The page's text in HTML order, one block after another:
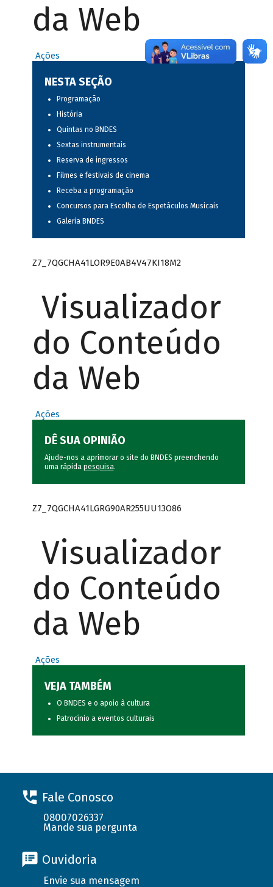
da Web
Ações
NESTA SEÇÃO
Programação
História
Quintas no BNDES
Sextas instrumentais
Reserva de ingressos
Filmes e festivais de cinema
Receba a programação
Concursos para Escolha de Espetáculos Musicais
Galeria BNDES
Z7_7QGCHA41LOR9E0AB4V47KI18M2
Visualizador
do Conteúdo
da Web
Ações
DÊ SUA OPINIÃO
Ajude-nos a aprimorar o site do BNDES preenchendo
uma rápida pesquisa.
Z7_7QGCHA41LGRG90AR255UU13O86
Visualizador
do Conteúdo
da Web
Ações
VEJA TAMBÉM
O BNDES e o apoio à cultura
Patrocínio a eventos culturais
Fale Conosco
08007026337
Mande sua pergunta
Ouvidoria
Envie sua mensagem